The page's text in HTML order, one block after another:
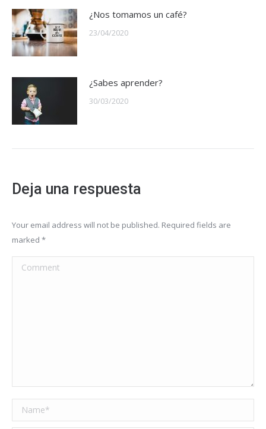
¿Nos tomamos un café?
23/04/2020
¿Sabes aprender?
30/03/2020
Deja una respuesta
Your email address will not be published. Required fields are
marked *
Comment
Name *